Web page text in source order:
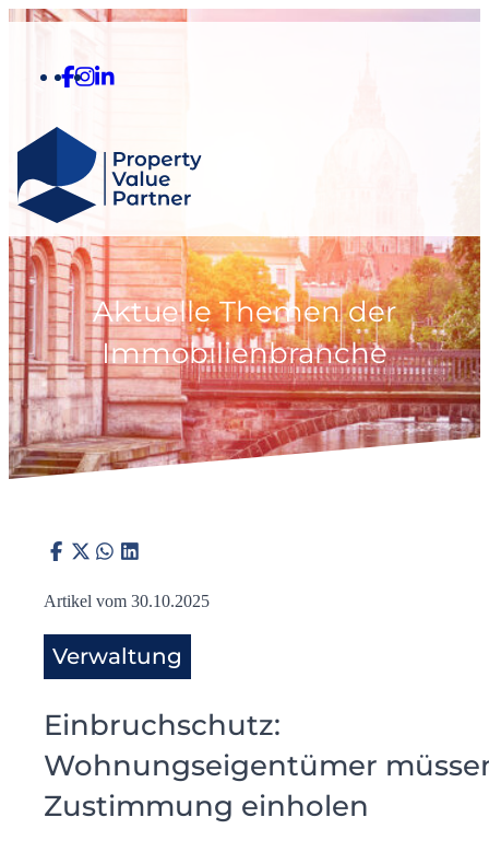
Aktuelle Themen der
Immobilienbranche
Artikel vom 30.10.2025
Verwaltung
Einbruchschutz:
Wohnungseigentümer
Zustimmung einholen